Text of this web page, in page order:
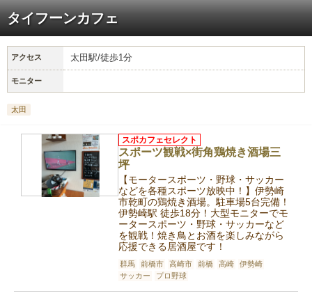
タイフーンカフェ
アクセス 太田駅/徒歩1分
モニター
太田
スポーツ観戦×街角鶏焼き酒場三
坪
スポカフェセレクト
【モータースポーツ・野球・サッカー
などを各種スポーツ放映中！】伊勢崎
市乾町の鶏焼き酒場。駐車場5台完備！
伊勢崎駅 徒歩18分！大型モニターでモ
ータースポーツ・野球・サッカーなど
を観戦！焼き鳥とお酒を楽しみながら
応援できる居酒屋です！
群馬 前橋市 高崎市 前橋 高崎
伊勢崎
サッカー
プロ野球